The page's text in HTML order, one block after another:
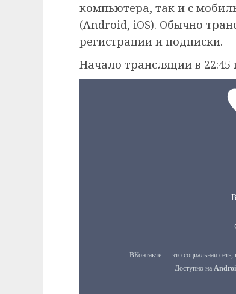
компьютера, так и с
(Android, iOS). Обычно
регистрации и подписки.
Начало трансляции в 22:45